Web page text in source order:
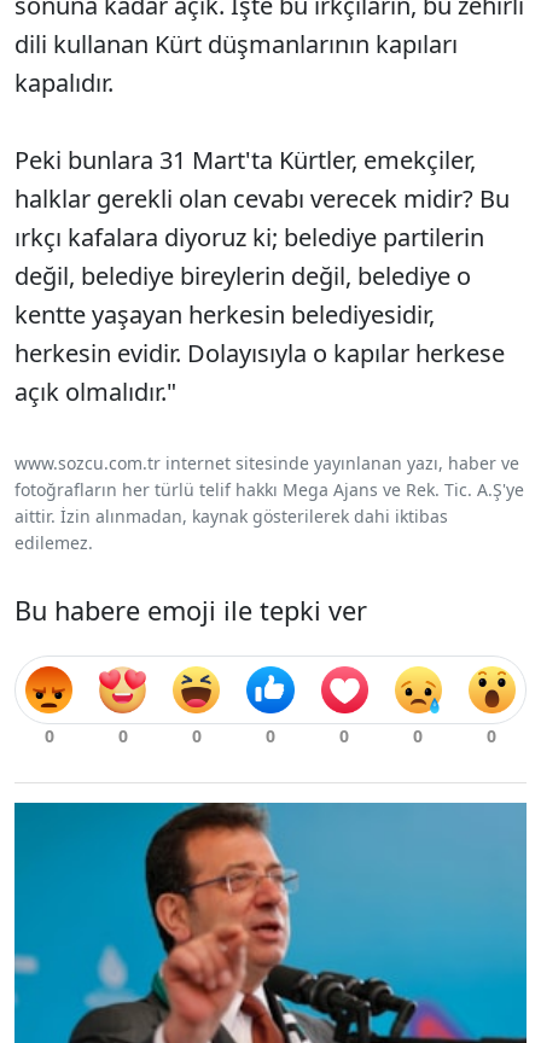
dili kullanan Kürt düşmanlarının kapıları
kapalıdır.
Peki bunlara 31 Mart'ta Kürtler, emekçiler,
halklar gerekli olan cevabı verecek midir? Bu
ırkçı kafalara diyoruz ki; belediye partilerin
değil, belediye bireylerin değil, belediye o
kentte yaşayan herkesin belediyesidir,
herkesin evidir. Dolayısıyla o kapılar herkese
açık olmalıdır."
www.sozcu.com.tr internet sitesinde yayınlanan yazı, haber ve
fotoğrafların her türlü telif hakkı Mega Ajans ve Rek. Tic. A.Ş'ye
aittir. İzin alınmadan, kaynak gösterilerek dahi iktibas
edilemez.
Bu habere emoji ile tepki ver